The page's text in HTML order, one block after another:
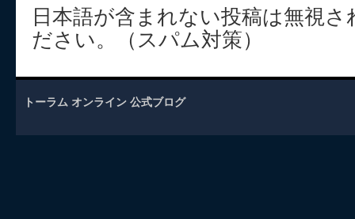
日本語が含まれない投稿は無視
ださい。（スパム対策）
トーラム オンライン 公式ブログ